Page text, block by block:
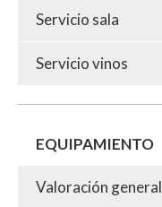
Servicio sala
Servicio vinos
EQUIPAMIENTO
Valoración general